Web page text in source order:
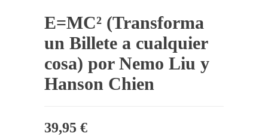
E=MC² (Transforma
un Billete a cualquier
cosa) por Nemo Liu y
Hanson Chien
39,95 €